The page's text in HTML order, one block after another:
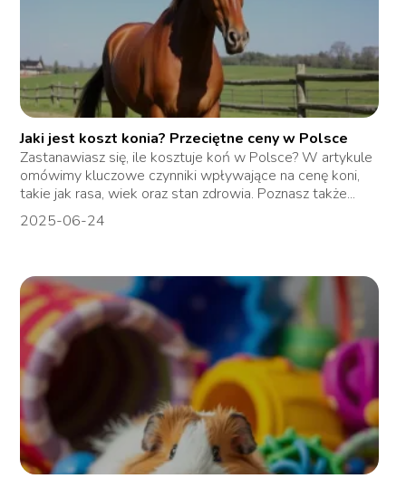
Jaki jest koszt konia? Przeciętne ceny w Polsce
Zastanawiasz się, ile kosztuje koń w Polsce? W artykule
omówimy kluczowe czynniki wpływające na cenę koni,
takie jak rasa, wiek oraz stan zdrowia. Poznasz także...
2025-06-24